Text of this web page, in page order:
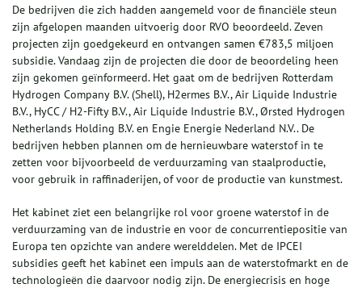
De bedrijven die zich hadden aangemeld voor de financiële steun
zijn afgelopen maanden uitvoerig door RVO beoordeeld. Zeven
projecten zijn goedgekeurd en ontvangen samen €783,5 miljoen
subsidie. Vandaag zijn de projecten die door de beoordeling heen
zijn gekomen geïnformeerd. Het gaat om de bedrijven Rotterdam
Hydrogen Company B.V. (Shell), H2ermes B.V.,Air Liquide Industrie
B.V., HyCC / H2-Fifty B.V., Air Liquide Industrie B.V., Ørsted Hydrogen
Netherlands Holding B.V. en Engie Energie Nederland N.V.. De
bedrijven hebben plannen om de hernieuwbare waterstof in te
zetten voor bijvoorbeeld de verduurzaming van staalproductie,
voor gebruik in raffinaderijen, of voor de productie van kunstmest.
Het kabinet ziet een belangrijke rol voor groene waterstof in de
verduurzaming van de industrie en voor de concurrentiepositie van
Europa ten opzichte van andere werelddelen. Met de IPCEI
subsidies geeft het kabinet een impuls aan de waterstofmarkt en de
technologieën die daarvoor nodig zijn. De energiecrisis en hoge